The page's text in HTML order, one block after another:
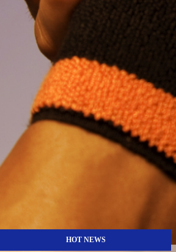
HOT NEWS